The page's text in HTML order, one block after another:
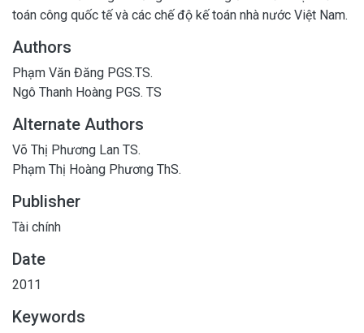
toán công quốc tế và các chế độ kế toán nhà nước Việt Nam.
Authors
Phạm Văn Đăng PGS.TS.
Ngô Thanh Hoàng PGS. TS
Alternate Authors
Võ Thị Phương Lan TS.
Phạm Thị Hoàng Phương ThS.
Publisher
Tài chính
Date
2011
Keywords